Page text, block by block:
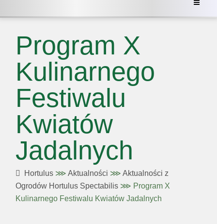
Program X
Kulinarnego
Festiwalu
Kwiatów
Jadalnych
Hortulus ⋙ Aktualności ⋙ Aktualności z
Ogrodów Hortulus Spectabilis ⋙ Program X
Kulinarnego Festiwalu Kwiatów Jadalnych